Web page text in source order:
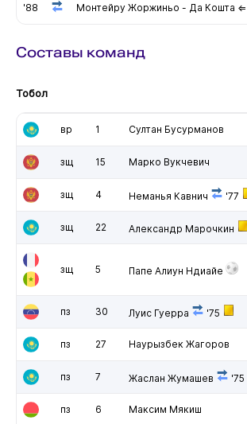
'88 Монтейру Жоржиньо - Да Кошта ⇐
Составы команд
Тобол
вр 1 Султан Бусурманов
зщ 15 Марко Вукчевич
зщ 4 Неманья Кавнич '77
зщ 22 Александр Марочкин
зщ 5 Папе Алиун Ндиайе
пз 30 Луис Гуерра '75
пз 27 Наурызбек Жагоров
пз 7 Жаслан Жумашев '75
пз 6 Максим Мякиш